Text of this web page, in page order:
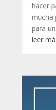
hacer
mucha
para
leer